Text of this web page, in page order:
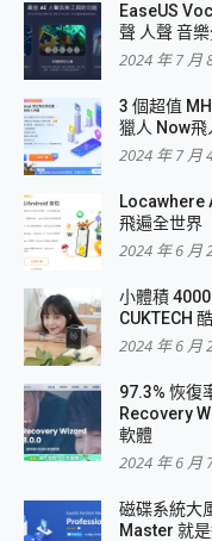
EaseUS
聲 人聲 音
2024 年 7 月
3 個超值
獵人 Now
2024 年 7 月
Locawhere
飛遍全世界
2024 年 6 月
小體積
CUKTECH
2024 年 6 月
97.3% 恢復
Recovery
軟體
2024 年 6 月
磁碟系統大
Master 就